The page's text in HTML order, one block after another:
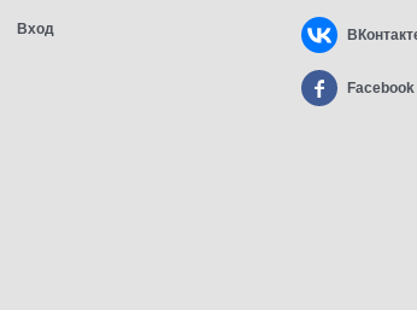
Вход
Facebook